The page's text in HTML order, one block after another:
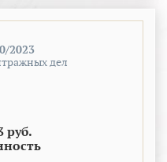
2023
дел
руб.